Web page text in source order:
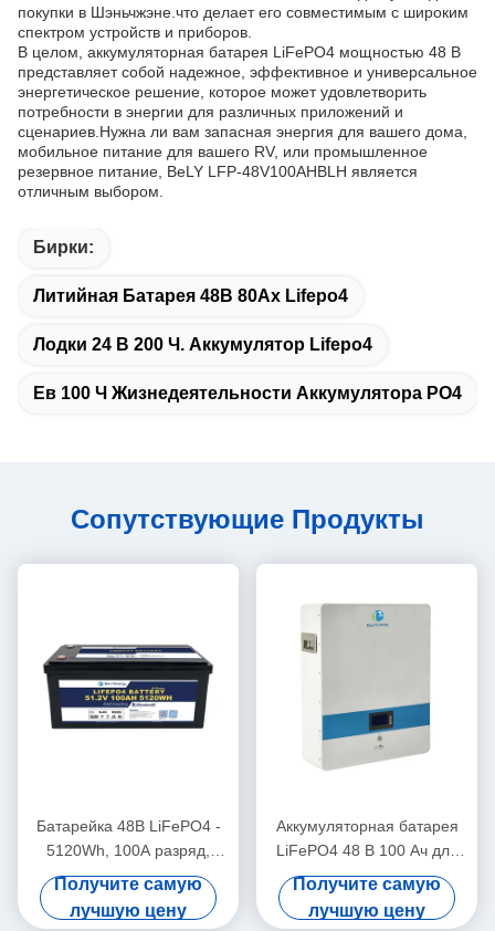
покупки в Шэньчжэне.что делает его совместимым с широким
спектром устройств и приборов.
В целом, аккумуляторная батарея LiFePO4 мощностью 48 В
представляет собой надежное, эффективное и универсальное
энергетическое решение, которое может удовлетворить
потребности в энергии для различных приложений и
сценариев.Нужна ли вам запасная энергия для вашего дома,
мобильное питание для вашего RV, или промышленное
резервное питание, BeLY LFP-48V100AHBLH является
отличным выбором.
Бирки:
Литийная Батарея 48В 80Ах Lifepo4
Лодки 24 В 200 Ч. Аккумулятор Lifepo4
Ев 100 Ч Жизнедеятельности Аккумулятора PO4
Сопутствующие Продукты
Батарейка 48В LiFePO4 -
5120Wh, 100A разряд,
корпус IP65
Получите самую
лучшую цену
Аккумуляторная батарея
LiFePO4 48 В 100 Ач для
солнечных и автономных
Получите самую
лучшую цену